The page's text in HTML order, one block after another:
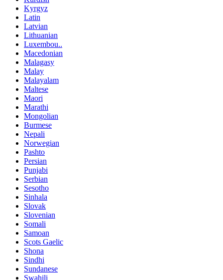
Kyrgyz
Latin
Latvian
Lithuanian
Luxembou..
Macedonian
Malagasy
Malay
Malayalam
Maltese
Maori
Marathi
Mongolian
Burmese
Nepali
Norwegian
Pashto
Persian
Punjabi
Serbian
Sesotho
Sinhala
Slovak
Slovenian
Somali
Samoan
Scots Gaelic
Shona
Sindhi
Sundanese
Swahili